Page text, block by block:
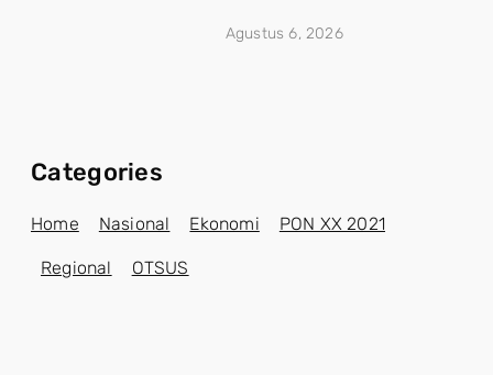
Agustus 6, 2026
Categories
Home Nasional Ekonomi PON XX 2021
Regional OTSUS